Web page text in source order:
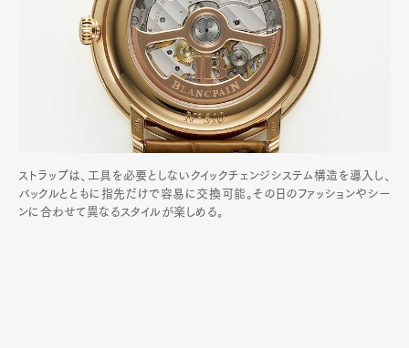
ストラップは、工具を必要としないクイックチェンジシステム構造を導入し、
バックルとともに指先だけで容易に交換可能。その日のファッションやシー
ンに合わせて異なるスタイルが楽しめる。